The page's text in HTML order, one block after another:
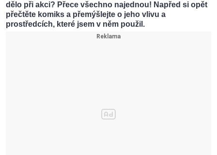
dělo při akci? Přece všechno najednou! Napřed si opět
přečtěte komiks a přemýšlejte o jeho vlivu a
prostředcích, které jsem v něm použil.